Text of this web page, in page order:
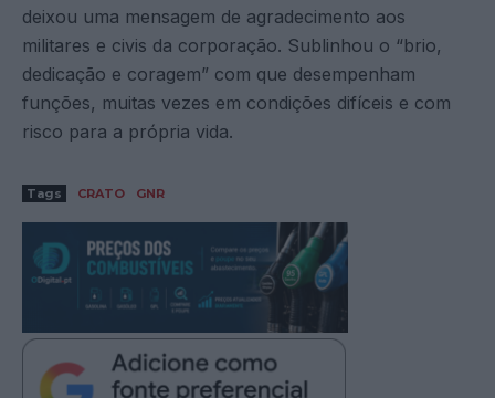
deixou uma mensagem de agradecimento aos
militares e civis da corporação. Sublinhou o “brio,
dedicação e coragem” com que desempenham
funções, muitas vezes em condições difíceis e com
risco para a própria vida.
Tags CRATO GNR